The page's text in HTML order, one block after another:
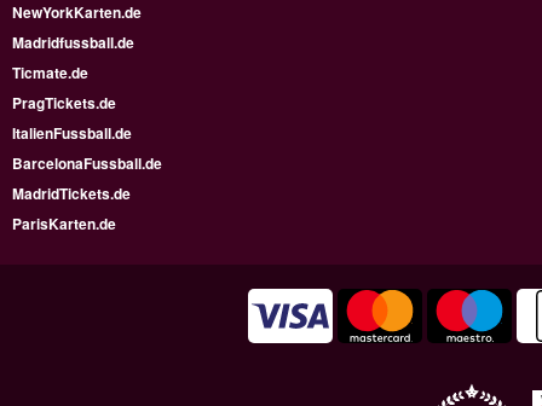
NewYorkKarten.de
Madridfussball.de
Ticmate.de
PragTickets.de
ItalienFussball.de
BarcelonaFussball.de
MadridTickets.de
ParisKarten.de